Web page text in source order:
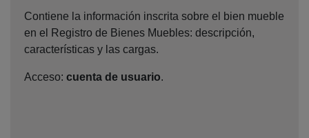
Contiene la información inscrita sobre el bien mueble
en el Registro de Bienes Muebles: descripción,
características y las cargas.
Acceso: cuenta de usuario.